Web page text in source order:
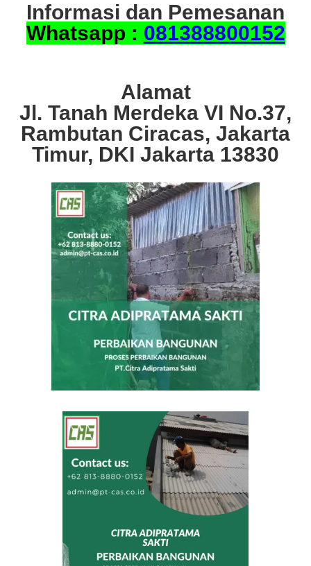
Informasi dan Pemesanan
Whatsapp : 081388800152
Alamat
Jl. Tanah Merdeka VI No.37,
Rambutan Ciracas, Jakarta
Timur, DKI Jakarta 13830